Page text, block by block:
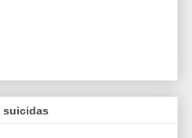
suicidas